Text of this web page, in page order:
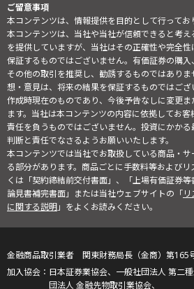
ご留意事項
本コンテンツは、情報提供を目的として行ってお
本コンテンツは、当社や当社が信頼できると考
を提供していますが、当社はその正確性や完全
保証するものではございません。有価証券の購入
その他の取引を推奨し、勧誘するものではあり
想・意見は、将来の結果を保証するものではご
作成時現在のものであり、今後予告なしに変更
ます。当社は本コンテンツの内容に依拠してお
責任を負うものではございません。投資にかか
判断と責任でなさるようお願いいたします。
本コンテンツでは当社でお取扱している商品・
る部分があります。商品ごとに手数料等および
くは「契約締結前交付書面」、「上場有価証券
論見書補完書面」または当社ウェブサイトの「
に関する説明」をよくお読みください。
金融商品取引業者 関東財務局長（金商）第165
日本証券業協会、一般社団法人 第二
団法人 金融先物取引業協会、